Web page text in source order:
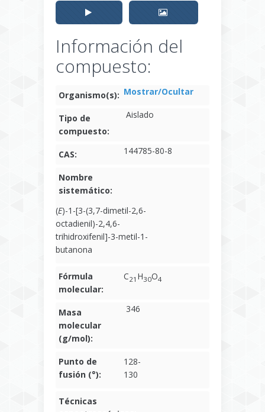
Información del
compuesto:
Organismo(s): Mostrar/Ocultar
Tipo de
compuesto:
Aislado
CAS: 144785-80-8
Nombre
sistemático:
(E)-1-[3-(3,7-dimetil-2,6-
octadienil)-2,4,6-
trihidroxifenil]-3-metil-1-
butanona
Fórmula
molecular:
C21 H30O4
Masa
molecular
(g/mol):
346
Punto de
fusión (°):
128-
130
Técnicas